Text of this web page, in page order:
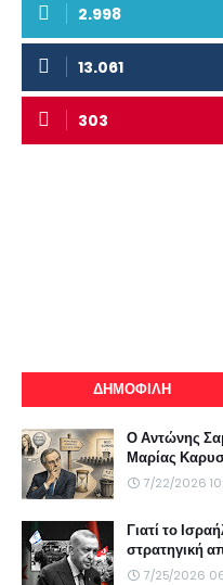
2.998
13.061
303
ΔΗΜΟΦΙΛΗ
Ο Αντώνης
Μαρίας
7/22/2026
Γιατί το
στρατηγική
7/25/2026